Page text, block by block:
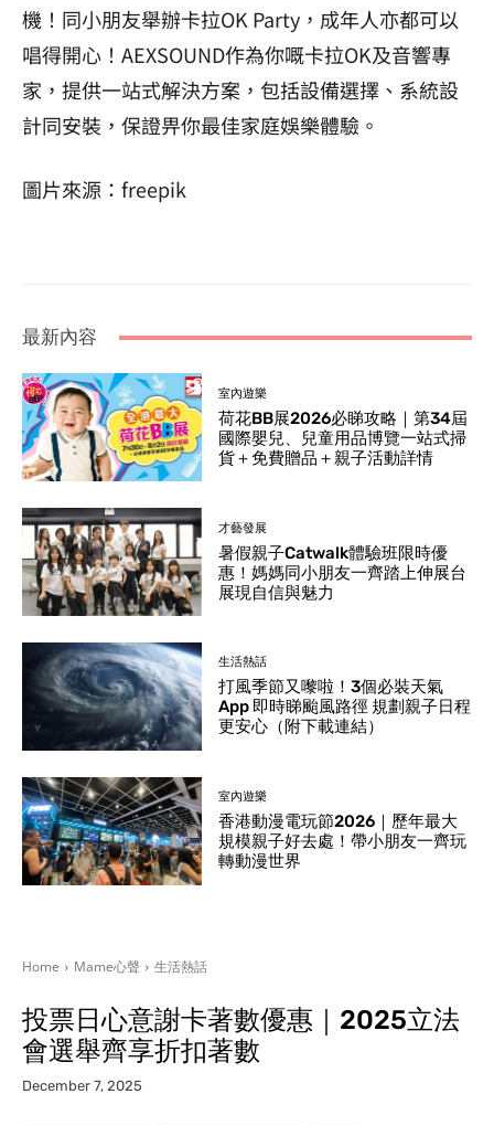
機！同小朋友舉辦卡拉OK Party，成年人亦都可以
唱得開心！AEXSOUND作為你嘅卡拉OK及音響專
家，提供一站式解決方案，包括設備選擇、系統設
計同安裝，保證畀你最佳家庭娛樂體驗。
圖片來源：freepik
最新內容
室內遊樂
荷花BB展2026必睇攻略｜第34屆
國際嬰兒、兒童用品博覽一站式掃
貨＋免費贈品＋親子活動詳情
才藝發展
暑假親子Catwalk體驗班限時優
惠！媽媽同小朋友一齊踏上伸展台
展現自信與魅力
生活熱話
打風季節又嚟啦！3個必裝天氣
App 即時睇颱風路徑 規劃親子日程
更安心（附下載連結）
室內遊樂
香港動漫電玩節2026｜歷年最大
規模親子好去處！帶小朋友一齊玩
轉動漫世界